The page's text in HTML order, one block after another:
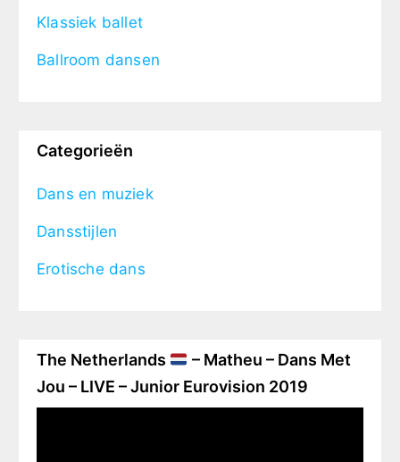
Klassiek ballet
Ballroom dansen
Categorieën
Dans en muziek
Dansstijlen
Erotische dans
The Netherlands
– Matheu – Dans Met
Jou – LIVE – Junior Eurovision 2019